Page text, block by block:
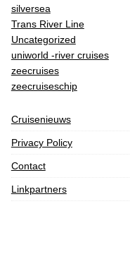
silversea
Trans River Line
Uncategorized
uniworld -river cruises
zeecruises
zeecruiseschip
Cruisenieuws
Privacy Policy
Contact
Linkpartners